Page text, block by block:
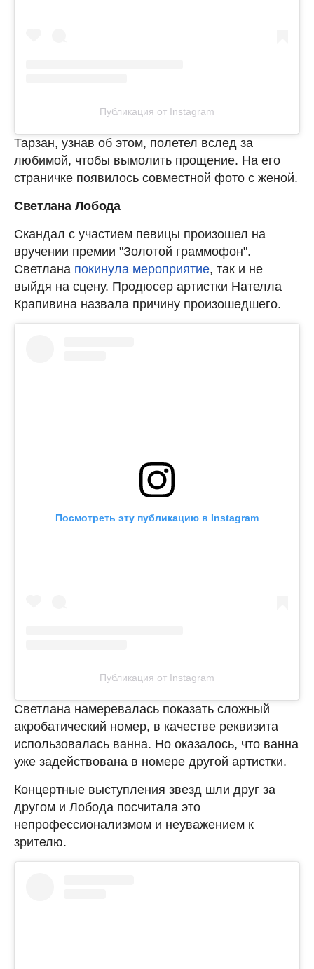
Публикация от Instagram
Тарзан, узнав об этом, полетел вслед за
любимой, чтобы вымолить прощение. На его
страничке появилось совместной фото с женой.
Светлана Лобода
Скандал с участием певицы произошел на
вручении премии "Золотой граммофон".
Светлана покинула мероприятие, так и не
выйдя на сцену. Продюсер артистки Нателла
Крапивина назвала причину произошедшего.
Посмотреть эту публикацию в Instagram
Публикация от Instagram
Светлана намеревалась показать сложный
акробатический номер, в качестве реквизита
использовалась ванна. Но оказалось, что ванна
уже задействована в номере другой артистки.
Концертные выступления звезд шли друг за
другом и Лобода посчитала это
непрофессионализмом и неуважением к
зрителю.